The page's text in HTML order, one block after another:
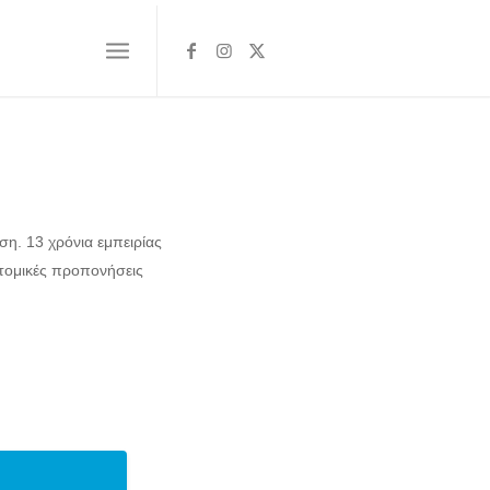
13 χρόνια εμπειρίας
προπονήσεις